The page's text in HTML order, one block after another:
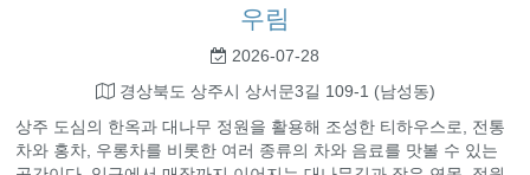
우림
2026-07-28
경상북도 상주시 상서문3길 109-1 (남성동)
상주 도심의 한옥과 대나무 정원을 활용해 조성한 티하우스로, 전통
차와 홍차, 우롱차를 비롯한 여러 종류의 차와 음료를 맛볼 수 있는